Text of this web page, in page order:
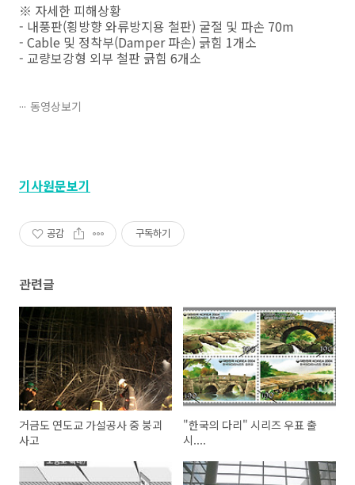
※ 자세한 피해상황
- 내풍판(횡방향 와류방지용 철판) 굴절 및 파손 70m
- Cable 및 정착부(Damper 파손) 긁힘 1개소
- 교량보강형 외부 철판 긁힘 6개소
동영상보기
기사원문보기
공감 구독하기
관련글
거금도 연도교 가설공사 중 붕괴
사고
"한국의 다리" 시리즈 우표 출
시....